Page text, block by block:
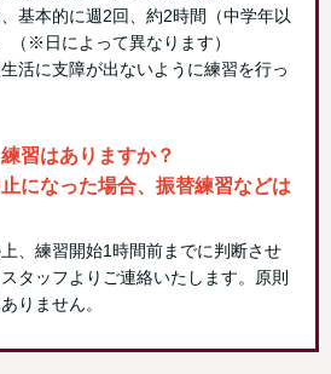
基本的に週2回、約2時間（中学年以
（※日によって異なります）
活に支障が出ないように練習を行っ
習はありますか？
になった場合、振替練習などは
、練習開始1時間前までに判断させ
タッフよりご連絡いたします。原則
りません。